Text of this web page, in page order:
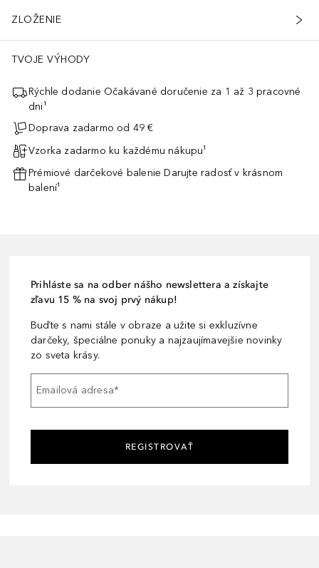
ZLOŽENIE
TVOJE VÝHODY
Rýchle dodanie Očakávané doručenie za 1 až 3 pracovné
dni¹
Doprava zadarmo od 49 €
Vzorka zadarmo ku každému nákupu¹
Prémiové darčekové balenie Darujte radosť v krásnom
balení¹
Prihláste sa na odber nášho newslettera a získajte
zľavu 15 % na svoj prvý nákup!
Buďte s nami stále v obraze a užite si exkluzívne
darčeky, špeciálne ponuky a najzaujímavejšie novinky
zo sveta krásy.
Emailová adresa*
REGISTROVAŤ